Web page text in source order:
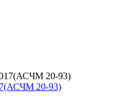
20-93)